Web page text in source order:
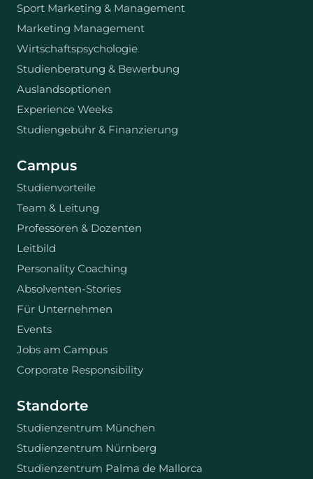
Sport Marketing & Management
Marketing Management
Wirtschaftspsychologie
Studienberatung & Bewerbung
Auslandsoptionen
Experience Weeks
Studiengebühr & Finanzierung
Campus
Studienvorteile
Team & Leitung
Professoren & Dozenten
Leitbild
Personality Coaching
Absolventen-Stories
Für Unternehmen
Events
Jobs am Campus
Corporate Responsibility
Standorte
Studienzentrum München
Studienzentrum Nürnberg
Studienzentrum Palma de Mallorca